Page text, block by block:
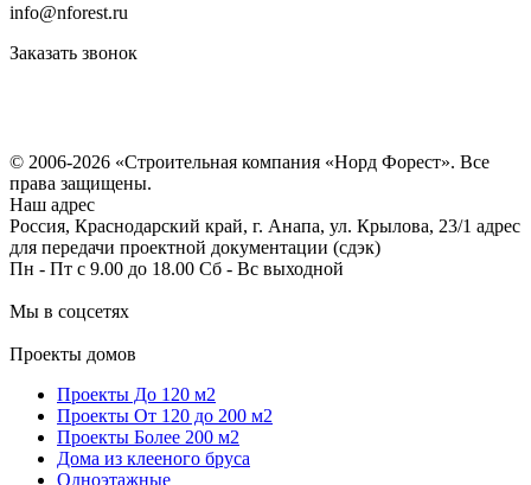
info@nforest.ru
Заказать звонок
© 2006-2026 «Строительная компания «Норд Форест». Все
права защищены.
Наш адрес
Россия, Краснодарский край, г. Анапа, ул. Крылова, 23/1 адрес
для передачи проектной документации (сдэк)
Пн - Пт с 9.00 до 18.00 Сб - Вс выходной
Мы в соцсетях
Проекты домов
Проекты До 120 м2
Проекты От 120 до 200 м2
Проекты Более 200 м2
Дома из клееного бруса
Одноэтажные